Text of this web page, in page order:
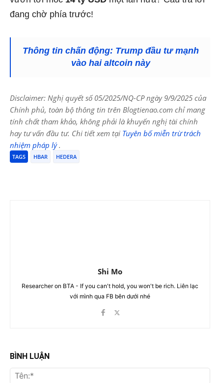
đang chờ phía trước!
Thông tin chấn động: Trump đầu tư mạnh
vào hai altcoin này
Disclaimer: Nghị quyết số 05/2025/NQ-CP ngày 9/9/2025 của
Chính phủ, toàn bộ thông tin trên Blogtienao.com chỉ mang
tính chất tham khảo, không phải là khuyến nghị tài chính
hay tư vấn đầu tư. Chi tiết xem tại Tuyên bố miễn trừ trách
nhiệm pháp lý.
TAGS HBAR HEDERA
Shi Mo
Researcher on BTA - If you can't hold, you won't be rich. Liên lạc
với mình qua FB bên dưới nhé
BÌNH LUẬN